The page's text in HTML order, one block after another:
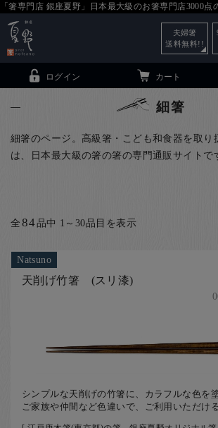
「箸専門店 銀座夏野」日本最大級のお箸専門店3000点
ご利用ガイド
お知らせ
ログイン カート
夫婦箸
送料無料!!
細箸
細箸のページ。高級箸・こども和食器を取り
は、日本最大級の箸の箸の専門通販サイトで
全84品中 1～30品目を表示
Natsuno
天削げ竹箸 (スリ漆)
シンプルな天削げの竹箸に、カラフルな色を
ご家族や仲間など色違いで、ご利用いただけ